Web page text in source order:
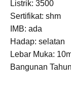
Listrik: 3500
Sertifikat: shm
IMB: ada
Hadap: selatan
Lebar Muka:
Bangunan